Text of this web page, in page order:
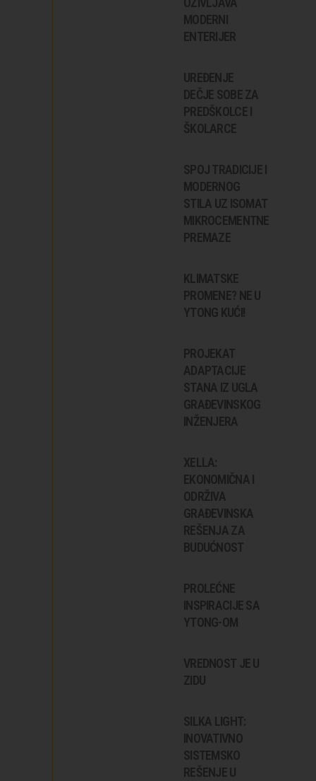
MODERNI
ENTERIJER
UREĐENJE
DEČJE SOBE ZA
PREDŠKOLCE I
ŠKOLARCE
SPOJ TRADICIJE I
MODERNOG
STILA UZ ISOMAT
MIKROCEMENTNE
PREMAZE
KLIMATSKE
PROMENE? NE U
YTONG KUĆI!
PROJEKAT
ADAPTACIJE
STANA IZ UGLA
GRAĐEVINSKOG
INŽENJERA
XELLA:
EKONOMIČNA I
ODRŽIVA
GRAĐEVINSKA
REŠENJA ZA
BUDUĆNOST
PROLEĆNE
INSPIRACIJE SA
YTONG-OM
VREDNOST JE U
ZIDU
SILKA LIGHT:
INOVATIVNO
SISTEMSKO
REŠENJE U